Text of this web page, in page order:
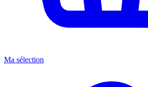
Ma sélection